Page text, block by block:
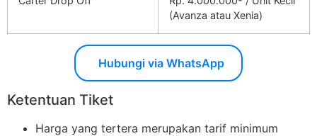
(Avanza atau Xenia)
Hubungi via WhatsApp
Ketentuan Tiket
Harga yang tertera merupakan tarif minimum